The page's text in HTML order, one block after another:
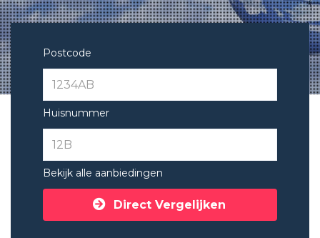
Postcode
Huisnummer
Bekijk alle aanbiedingen
Direct Vergelijken